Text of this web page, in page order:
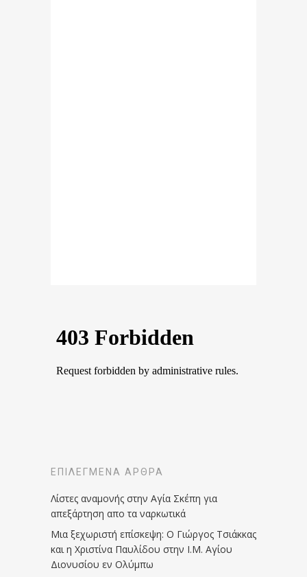
ΕΠΙΛΕΓΜΈΝΑ ΆΡΘΡΑ
Λίστες αναμονής στην Αγία Σκέπη για
απεξάρτηση απο τα ναρκωτικά
Μια ξεχωριστή επίσκεψη: Ο Γιώργος Τσιάκκας
και η Χριστίνα Παυλίδου στην Ι.Μ. Αγίου
Διονυσίου εν Ολύμπω